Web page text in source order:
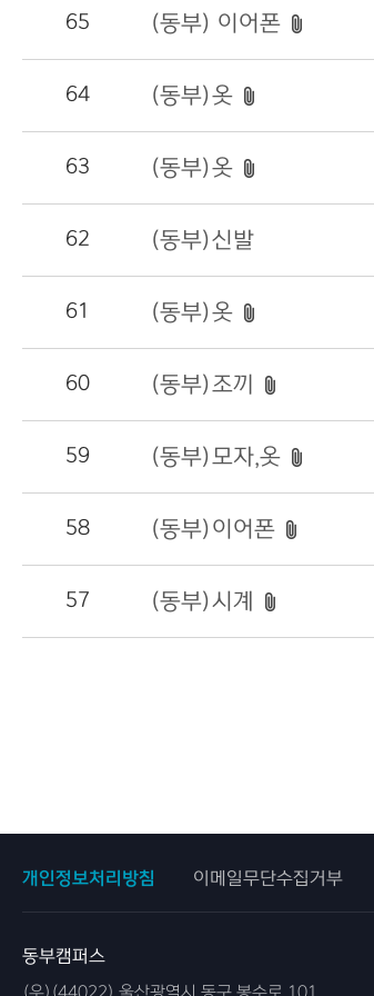
65 (동부) 이어폰
64 (동부)옷
63 (동부)옷
62 (동부)신발
61 (동부)옷
60 (동부)조끼
59 (동부)모자,옷
58 (동부)이어폰
57 (동부)시계
개인정보처리방침 이메일무단수집거부
동부캠퍼스
(우)(44022) 울산광역시 동구 봉수로 101